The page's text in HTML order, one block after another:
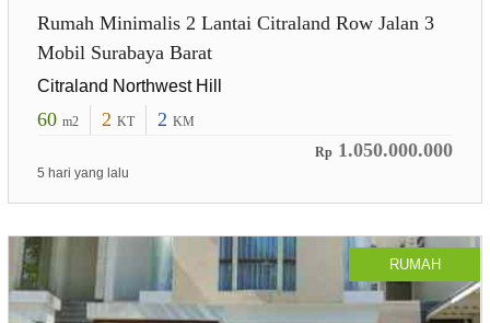
Rumah Minimalis 2 Lantai Citraland Row Jalan 3
Mobil Surabaya Barat
Citraland Northwest Hill
60 m2 2 KT 2 KM
Rp 1.050.000.000
5 hari yang lalu
RUMAH